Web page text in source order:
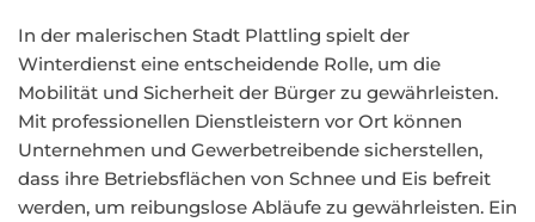
In der malerischen Stadt Plattling spielt der
Winterdienst eine entscheidende Rolle, um die
Mobilität und Sicherheit der Bürger zu gewährleisten.
Mit professionellen Dienstleistern vor Ort können
Unternehmen und Gewerbetreibende sicherstellen,
dass ihre Betriebsflächen von Schnee und Eis befreit
werden, um reibungslose Abläufe zu gewährleisten. Ein